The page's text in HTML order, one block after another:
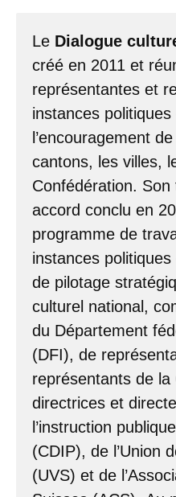
Le Dialogue
créé en 2011 et
représentantes et
instances politiques
l’encouragement
cantons, les villes,
Confédération.
accord conclu en
programme de
instances politiques
de pilotage
culturel national,
du Département
(DFI), de
représentants de
directrices et
l’instruction
(CDIP), de l’Union
(UVS) et de